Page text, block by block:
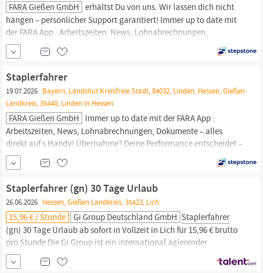
FARA Gießen GmbH erhältst Du von uns. Wir lassen dich nicht
hängen – persönlicher Support garantiert! Immer up to date mit
der FARA App : Arbeitszeiten, News, Lohnabrechnungen,
Dokumente – alles direkt auf s Handy! Übernahme? Deine
Performance entscheidet – liefere ab und mach‘s fest! Klingt gut?
Hochregallager in...
Staplerfahrer
19.07.2026 Bayern, Landshut Kreisfreie Stadt, 84032, Linden, Hessen, Gießen
Landkreis, 35440, Linden in Hessen
FARA Gießen GmbH Immer up to date mit der FARA App :
Arbeitszeiten, News, Lohnabrechnungen, Dokumente – alles
direkt auf s Handy! Übernahme? Deine Performance entscheidet –
liefere ab und mach‘s fest! Klingt gut? Finden wir auch! In Deinem
Job als
Staplerfahrer
m/w/d 2 Schichten in Vollzeit bei unserem
Staplerfahrer (gn) 30 Tage Urlaub
26.06.2026 Hessen, Gießen Landkreis, 35423, Lich
15,96 € / Stunde Gi Group Deutschland GmbH Staplerfahrer
(gn) 30 Tage Urlaub ab sofort in Vollzeit in Lich für 15,96 € brutto
pro Stunde Die Gi Group ist ein international agierender
Personaldienstleister mit mehr als 500 Standorten in 40 Ländern.
Aufgaben Lkw-Be- und Entladung Manövrieren in Schmalgang-